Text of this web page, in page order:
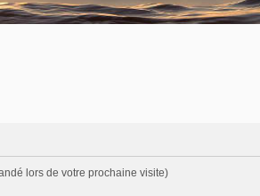
lors de votre prochaine visite)